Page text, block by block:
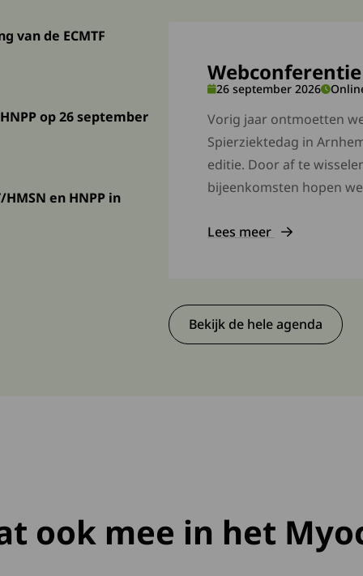
van de ECMTF
van de ECMTF
op 26 september
op 26 september
en HNPP in
en HNPP in Nieuwkoop
Webconferentie
26 september 2026
Vorig jaar ontmoetten
Spierziektedag in
editie. Door af te
bijeenkomsten hopen
Lees meer
Bekijk de hele agenda
ook mee in het